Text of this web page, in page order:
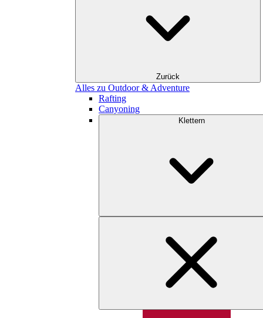
Zurück
Alles zu Outdoor & Adventure
Rafting
Canyoning
Klettern